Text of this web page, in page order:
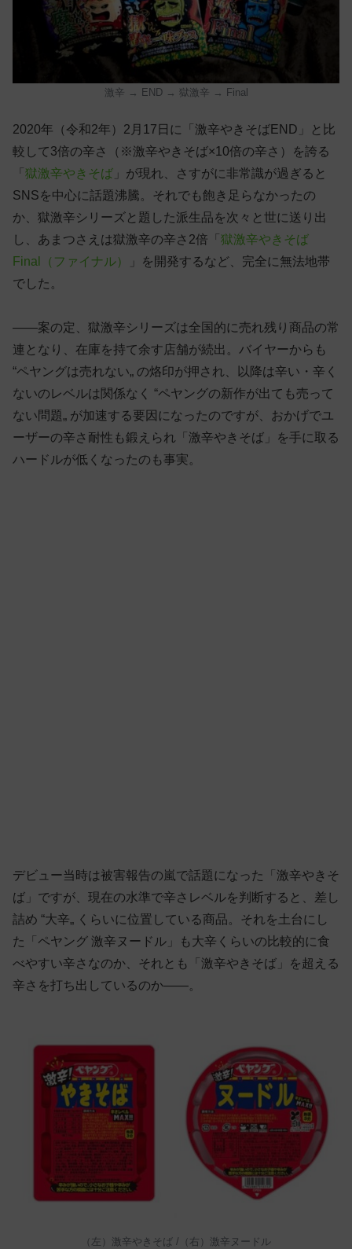
激辛 → END → 獄激辛 → Final
2020年（令和2年）2月17日に「激辛やきそばEND」と比
較して3倍の辛さ（※激辛やきそば×10倍の辛さ）を誇る
「 獄激辛やきそば 」が現れ、さすがに非常識が過ぎると
SNSを中心に話題沸騰。それでも飽き足らなかったの
か、獄激辛シリーズと題した派生品を次々と世に送り出
し、あまつさえは獄激辛の辛さ2倍「 獄激辛やきそば
Final（ファイナル）
」を開発するなど、完全に無法地帯
でした。
——案の定、獄激辛シリーズは全国的に売れ残り商品の常
連となり、在庫を持て余す店舗が続出。バイヤーからも
“ペヤングは売れない„ の烙印が押され、以降は辛い・辛く
ないのレベルは関係なく “ペヤングの新作が出ても売って
ない問題„ が加速する要因になったのですが、おかげでユ
ーザーの辛さ耐性も鍛えられ「激辛やきそば」を手に取る
ハードルが低くなったのも事実。
デビュー当時は被害報告の嵐で話題になった「激辛やきそ
ば」ですが、現在の水準で辛さレベルを判断すると、差し
詰め “大辛„ くらいに位置している商品。それを土台にし
た「ペヤング 激辛ヌードル」も大辛くらいの比較的に食
べやすい辛さなのか、それとも「激辛やきそば」を超える
辛さを打ち出しているのか——。
（左）激辛やきそば /（右）激辛ヌードル